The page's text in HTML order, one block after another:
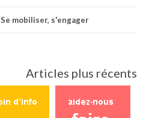
Se mobiliser, s'engager
Articles plus récents